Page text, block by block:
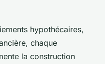
hypothécaires,
chaque
la construction